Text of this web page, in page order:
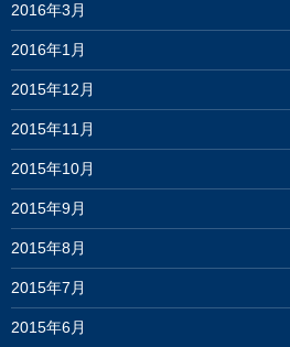
2016年3月
2016年1月
2015年12月
2015年11月
2015年10月
2015年9月
2015年8月
2015年7月
2015年6月